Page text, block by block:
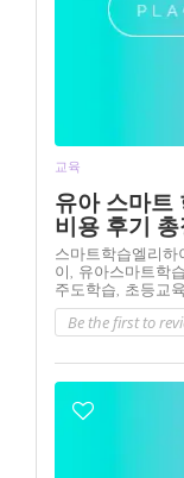
교육
유아 스마트
비용 후기 총
스마트학습엘리하
이, 유아스마트학습,
주도학습, 초등교육
Be the first to